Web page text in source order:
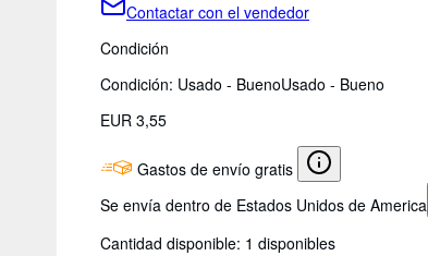
Contactar con el vendedor
Condición
Condición: Usado - BuenoUsado - Bueno
EUR 3,55
Gastos de envío gratis
Se envía dentro de Estados Unidos de America
Cantidad disponible: 1 disponibles